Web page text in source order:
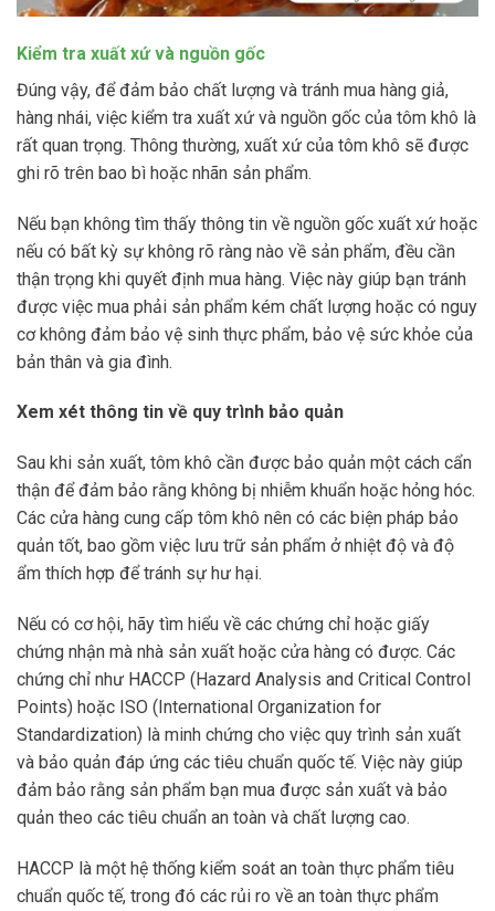
Kiểm tra xuất xứ và nguồn gốc
Đúng vậy, để đảm bảo chất lượng và tránh mua hàng giả,
hàng nhái, việc kiểm tra xuất xứ và nguồn gốc của tôm khô là
rất quan trọng. Thông thường, xuất xứ của tôm khô sẽ được
ghi rõ trên bao bì hoặc nhãn sản phẩm.
Nếu bạn không tìm thấy thông tin về nguồn gốc xuất xứ hoặc
nếu có bất kỳ sự không rõ ràng nào về sản phẩm, đều cần
thận trọng khi quyết định mua hàng. Việc này giúp bạn tránh
được việc mua phải sản phẩm kém chất lượng hoặc có nguy
cơ không đảm bảo vệ sinh thực phẩm, bảo vệ sức khỏe của
bản thân và gia đình.
Xem xét thông tin về quy trình bảo quản
Sau khi sản xuất, tôm khô cần được bảo quản một cách cẩn
thận để đảm bảo rằng không bị nhiễm khuẩn hoặc hỏng hóc.
Các cửa hàng cung cấp tôm khô nên có các biện pháp bảo
quản tốt, bao gồm việc lưu trữ sản phẩm ở nhiệt độ và độ
ẩm thích hợp để tránh sự hư hại.
Nếu có cơ hội, hãy tìm hiểu về các chứng chỉ hoặc giấy
chứng nhận mà nhà sản xuất hoặc cửa hàng có được. Các
chứng chỉ như HACCP (Hazard Analysis and Critical Control
Points) hoặc ISO (International Organization for
Standardization) là minh chứng cho việc quy trình sản xuất
và bảo quản đáp ứng các tiêu chuẩn quốc tế. Việc này giúp
đảm bảo rằng sản phẩm bạn mua được sản xuất và bảo
quản theo các tiêu chuẩn an toàn và chất lượng cao.
HACCP là một hệ thống kiểm soát an toàn thực phẩm tiêu
chuẩn quốc tế, trong đó các rủi ro về an toàn thực phẩm